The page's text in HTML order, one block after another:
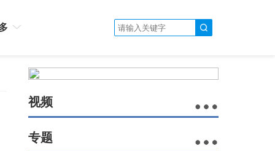
视频
专题